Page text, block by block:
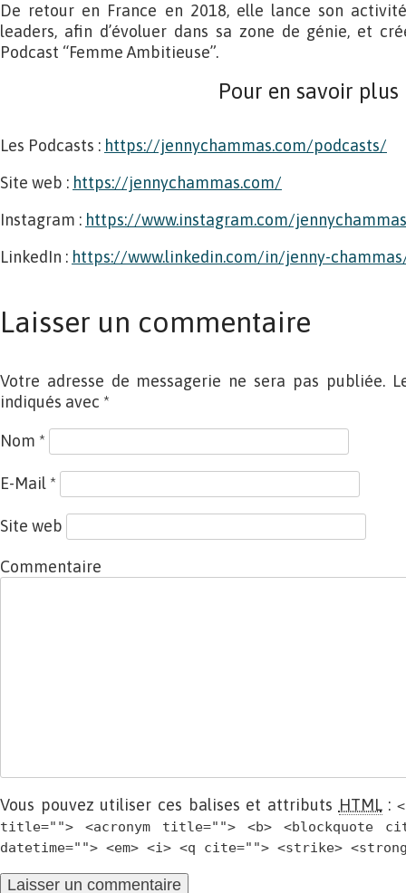
De retour en France en 2018, elle lance son
leaders, afin d’évoluer dans sa zone de génie, et
Podcast “Femme Ambitieuse”.
Pour en savoir plus
Les Podcasts : https://jennychammas.com/podcasts/
Site web : https://jennychammas.com/
Instagram : https://www.instagram.com/
LinkedIn : https://www.linkedin.com/in/jenny-
Laisser un commentaire
Votre adresse de messagerie ne sera pas publiée.
indiqués avec *
Nom *
E-Mail *
Site web
Commentaire
Vous pouvez utiliser ces balises et attributs HTML:
title=""> <acronym title=""> <b> <blockquote
datetime=""> <em> <i> <q cite=""> <strike>